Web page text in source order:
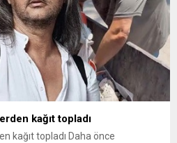
kağıt topladı
kağıt topladı Daha önce